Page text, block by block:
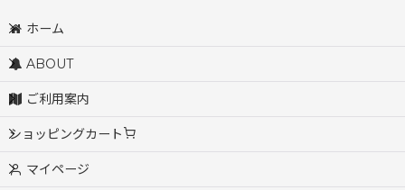
ホーム
ABOUT
ご利用案内
ショッピングカート
マイページ